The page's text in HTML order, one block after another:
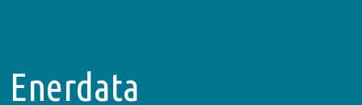
Enerdata